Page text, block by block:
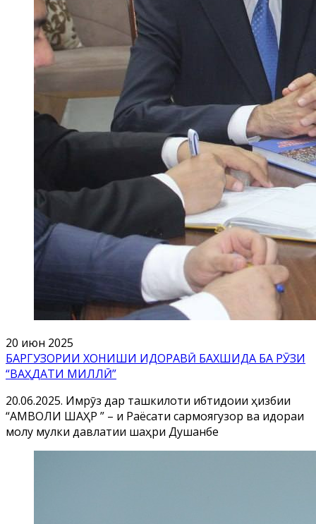
20 июн 2025
БАРГУЗОРИИ ХОНИШИ ИДОРАВӢ БАХШИДА БА РӮЗИ
“ВАҲДАТИ МИЛЛӢ”
20.06.2025. Имрӯз дар ташкилоти ибтидоии ҳизбии
“АМВОЛИ ШАҲР ” – и Раёсати сармоягузорӣ ва идораи
молу мулки давлатии шаҳри Душанбе